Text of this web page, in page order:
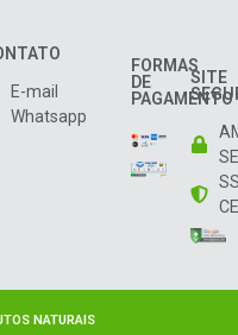
E-mail
Whatsapp
FORMAS
DE
PAGAMENTO
SITE
NATURAIS